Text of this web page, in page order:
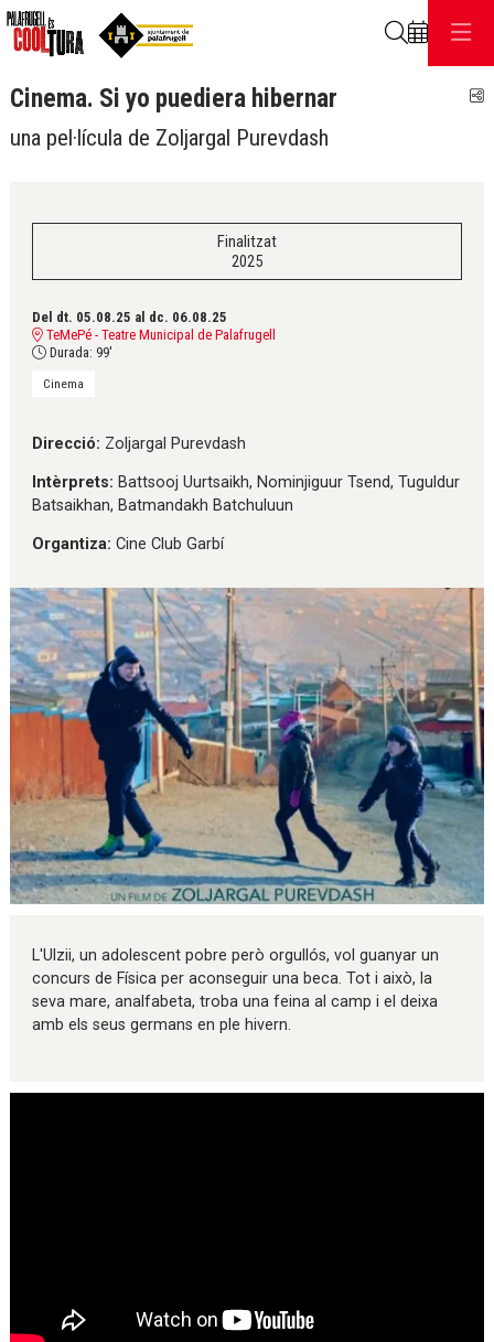
Cinema. Si yo puediera hibernar
una pel·lícula de Zoljargal Purevdash
Finalitzat
2025
Del dt. 05.08.25 al dc. 06.08.25
TeMePé - Teatre Municipal de Palafrugell
Durada: 99'
Cinema
Direcció: Zoljargal Purevdash
Intèrprets: Battsooj Uurtsaikh, Nominjiguur Tsend, Tuguldur
Batsaikhan, Batmandakh Batchuluun
Organtiza: Cine Club Garbí
L'Ulzii, un adolescent pobre però orgullós, vol guanyar un
concurs de Física per aconseguir una beca. Tot i això, la
seva mare, analfabeta, troba una feina al camp i el deixa
amb els seus germans en ple hivern.